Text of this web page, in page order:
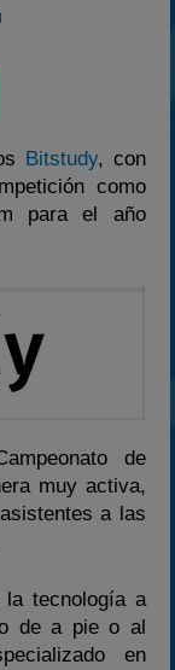
2023
Frecuentes
Bitstudy, con
como
para el año
de
muy activa,
a las
tecnología a
de a pie o al
en